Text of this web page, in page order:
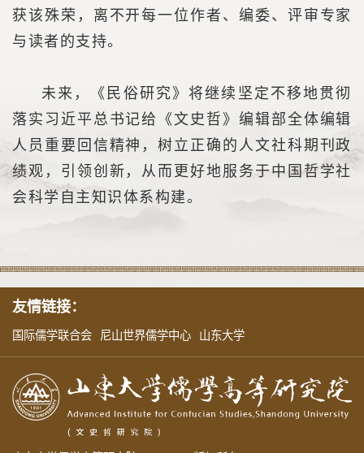
获该殊荣，离不开每一位作者、编委、评审专家
与读者的支持。
未来，《民俗研究》将继续坚定不移地贯彻
落实习近平总书记给《文史哲》编辑部全体编辑
人员重要回信精神，树立正确的人文社科期刊政
绩观，引领创新，从而更好地服务于中国哲学社
会科学自主知识体系构建。
友情链接：
国际儒学联合会 尼山世界儒学中心 山东大学